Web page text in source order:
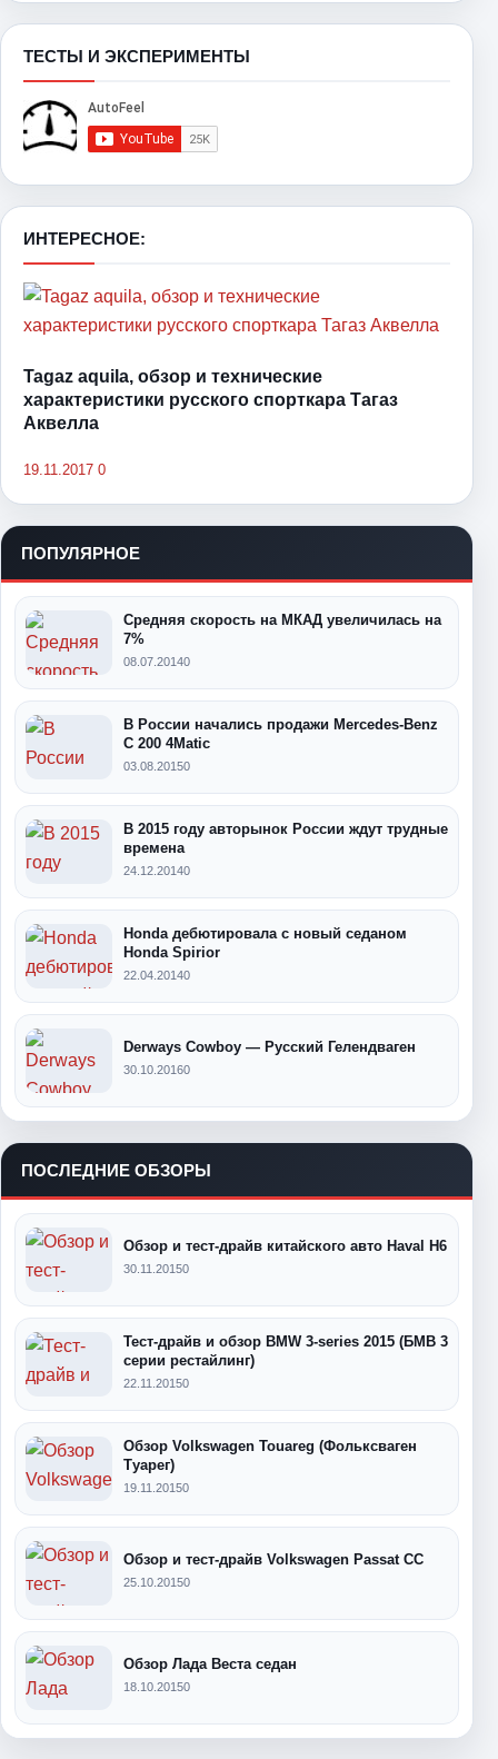
ТЕСТЫ И ЭКСПЕРИМЕНТЫ
ИНТЕРЕСНОЕ:
Tagaz aquila, обзор и технические
характеристики русского спорткара Тагаз
Аквелла
19.11.2017 0
ПОПУЛЯРНОЕ
Средняя скорость на МКАД увеличилась на
7%
08.07.20140
В России начались продажи Mercedes-Benz
С 200 4Matic
03.08.20150
В 2015 году авторынок России ждут трудные
времена
24.12.20140
Honda дебютировала с новый седаном
Honda Spirior
22.04.20140
Derways Cowboy — Русский Гелендваген
30.10.20160
ПОСЛЕДНИЕ ОБЗОРЫ
Обзор и тест-драйв китайского авто Haval H6
30.11.20150
Тест-драйв и обзор BMW 3-series 2015 (БМВ 3
серии рестайлинг)
22.11.20150
Обзор Volkswagen Touareg (Фольксваген
Туарег)
19.11.20150
Обзор и тест-драйв Volkswagen Passat CC
25.10.20150
Обзор Лада Веста седан
18.10.20150